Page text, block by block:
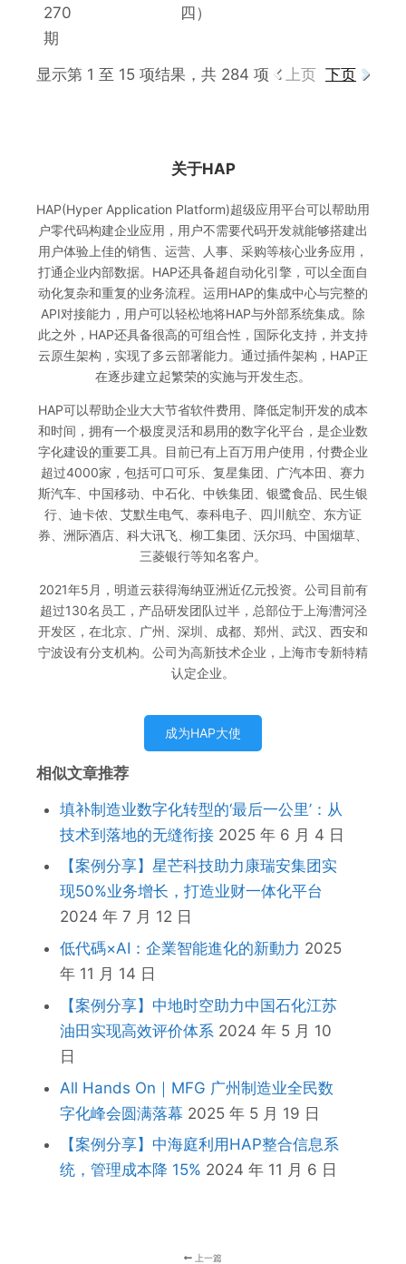
270
期
四）
显示第 1 至 15 项结果，共 284 项 上页 下页
关于HAP
HAP(Hyper Application Platform)超级应用平台可以帮助用
户零代码构建企业应用，用户不需要代码开发就能够搭建出
用户体验上佳的销售、运营、人事、采购等核心业务应用，
打通企业内部数据。HAP还具备超自动化引擎，可以全面自
动化复杂和重复的业务流程。运用HAP的集成中心与完整的
API对接能力，用户可以轻松地将HAP与外部系统集成。除
此之外，HAP还具备很高的可组合性，国际化支持，并支持
云原生架构，实现了多云部署能力。通过插件架构，HAP正
在逐步建立起繁荣的实施与开发生态。
HAP可以帮助企业大大节省软件费用、降低定制开发的成本
和时间，拥有一个极度灵活和易用的数字化平台，是企业数
字化建设的重要工具。目前已有上百万用户使用，付费企业
超过4000家，包括可口可乐、复星集团、广汽本田、赛力
斯汽车、中国移动、中石化、中铁集团、银鹭食品、民生银
行、迪卡侬、艾默生电气、泰科电子、四川航空、东方证
券、洲际酒店、科大讯飞、柳工集团、沃尔玛、中国烟草、
三菱银行等知名客户。
2021年5月，明道云获得海纳亚洲近亿元投资。公司目前有
超过130名员工，产品研发团队过半，总部位于上海漕河泾
开发区，在北京、广州、深圳、成都、郑州、武汉、西安和
宁波设有分支机构。公司为高新技术企业，上海市专新特精
认定企业。
成为HAP大使
相似文章推荐
填补制造业数字化转型的‘最后一公里’：从
技术到落地的无缝衔接2025 年 6 月 4 日
【案例分享】星芒科技助力康瑞安集团实
现50%业务增长，打造业财一体化平台
2024 年 7 月 12 日
低代碼×AI：企業智能進化的新動力 2025
年 11 月 14 日
【案例分享】中地时空助力中国石化江苏
油田实现高效评价体系 2024 年 5 月 10
日
All Hands On｜MFG 广州制造业全民数
字化峰会圆满落幕 2025 年 5 月 19 日
【案例分享】中海庭利用HAP整合信息系
统，管理成本降 15% 2024 年 11 月 6 日
上一篇